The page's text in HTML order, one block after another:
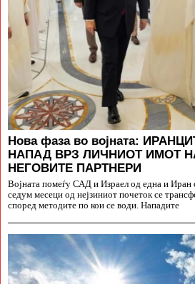
Нова фаза во војната:
НАПАД ВРЗ ЛИЧНИОТ ИМОТ
НЕГОВИТЕ ПАРТНЕРИ
Војната помеѓу САД и Израел од една и Иран
седум месеци од нејзиниот почеток се
според методите по кои се води. Нападите